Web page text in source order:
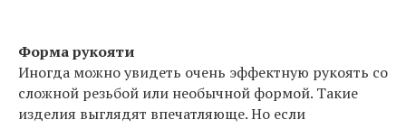
Форма рукояти
Иногда можно увидеть очень эффектную рукоять со
сложной резьбой или необычной формой. Такие
изделия выглядят впечатляюще. Но если